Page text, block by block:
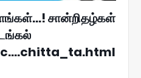
சான்றிதழ்கள்